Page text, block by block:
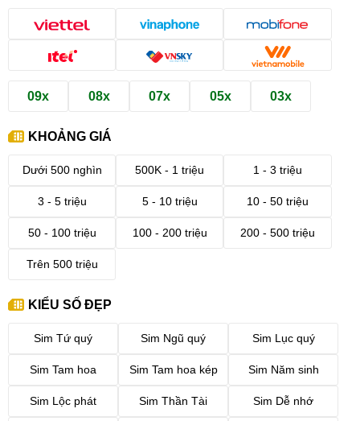
09x 08x 07x 05x 03x
KHOẢNG GIÁ
Dưới 500 nghìn 500K - 1 triệu 1 - 3 triệu
3 - 5 triệu 5 - 10 triệu 10 - 50 triệu
50 - 100 triệu 100 - 200 triệu 200 - 500 triệu
Trên 500 triệu
KIỂU SỐ ĐẸP
Sim Tứ quý Sim Ngũ quý Sim Lục quý
Sim Tam hoa Sim Tam hoa kép Sim Năm sinh
Sim Lộc phát Sim Thần Tài Sim Dễ nhớ